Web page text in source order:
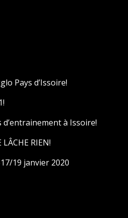
Pays d’Issoire!
à Issoire!
LÂCHE RIEN!
19 janvier 2020